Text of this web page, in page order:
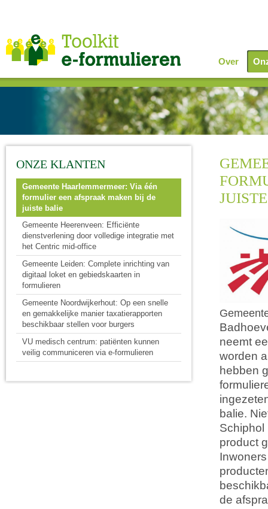
Over
ONZE KLANTEN
Gemeente Haarlemmermeer: Via één
formulier een afspraak maken bij de
juiste balie
Gemeente Heerenveen: Efficiënte
dienstverlening door volledige integratie met
het Centric mid-office
Gemeente Leiden: Complete inrichting van
digitaal loket en gebiedskaarten in
formulieren
Gemeente Noordwijkerhout: Op een snelle
en gemakkelijke manier taxatierapporten
beschikbaar stellen voor burgers
VU medisch centrum: patiënten kunnen
veilig communiceren via e-formulieren
neemt
worden
hebben
balie.
Schiphol
product
de